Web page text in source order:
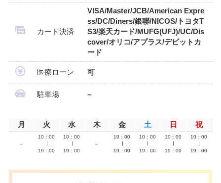
カード決済
VISA/Master/JCB/American Expre
ss/DC/Diners/銀聯/NICOS/トヨタT
S3/楽天カード/MUFG(UFJ)/UC/Dis
cover/オリコ/アプラス/デビットカ
ード
医療ローン 可
駐車場 –
月 火 水 木 金 土 日 祝
–
10：00
19：00
10：00
19：00
–
10：00
19：00
10：00
19：00
10：00
19：00
10：00
19：00